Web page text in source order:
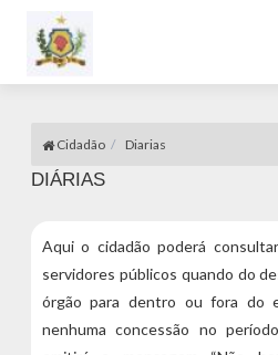
Cidadão Diarias
DIÁRIAS
Aqui o cidadão poderá
servidores públicos quando do
órgão para dentro ou fora do
nenhuma concessão no